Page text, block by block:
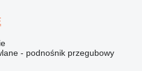
- podnośnik przegubowy